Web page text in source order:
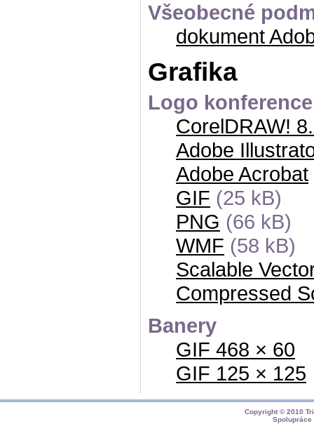
Všeobecné
dokument
Grafika
Logo konference
CorelDRAW!
Adobe
Adobe Acrobat
GIF (25 kB)
PNG (66 kB)
WMF (58 kB)
Scalable
Compressed
Banery
GIF 468 × 60
GIF 125 × 125
Copyright © 2010